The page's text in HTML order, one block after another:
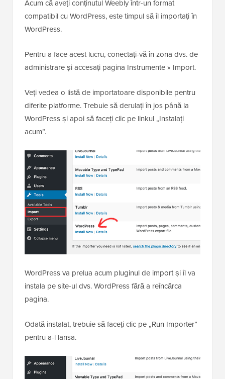
Acum că aveți conținutul Weebly într-un format
compatibil cu WordPress, este timpul să îl importați în
WordPress.
Pentru a face acest lucru, conectați-vă în zona dvs. de
administrare și accesați pagina Instrumente » Import.
Veți vedea o listă de importatoare disponibile pentru
diferite platforme. Trebuie să derulați în jos până la
WordPress și apoi să faceți clic pe linkul „Instalați
acum”.
WordPress va prelua acum pluginul de import și îl va
instala pe site-ul dvs. WordPress fără a reîncărca
pagina.
Odată instalat, trebuie să faceți clic pe „Run Importer”
pentru a-l lansa.